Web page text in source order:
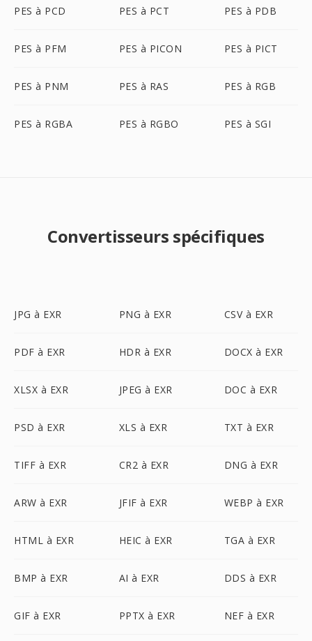
PES à PCD PES à PCT PES à PDB
PES à PFM PES à PICON PES à PICT
PES à PNM PES à RAS PES à RGB
PES à RGBA PES à RGBO PES à SGI
Convertisseurs spécifiques
JPG à EXR PNG à EXR CSV à EXR
PDF à EXR HDR à EXR DOCX à EXR
XLSX à EXR JPEG à EXR DOC à EXR
PSD à EXR XLS à EXR TXT à EXR
TIFF à EXR CR2 à EXR DNG à EXR
ARW à EXR JFIF à EXR WEBP à EXR
HTML à EXR HEIC à EXR TGA à EXR
BMP à EXR AI à EXR DDS à EXR
GIF à EXR PPTX à EXR NEF à EXR